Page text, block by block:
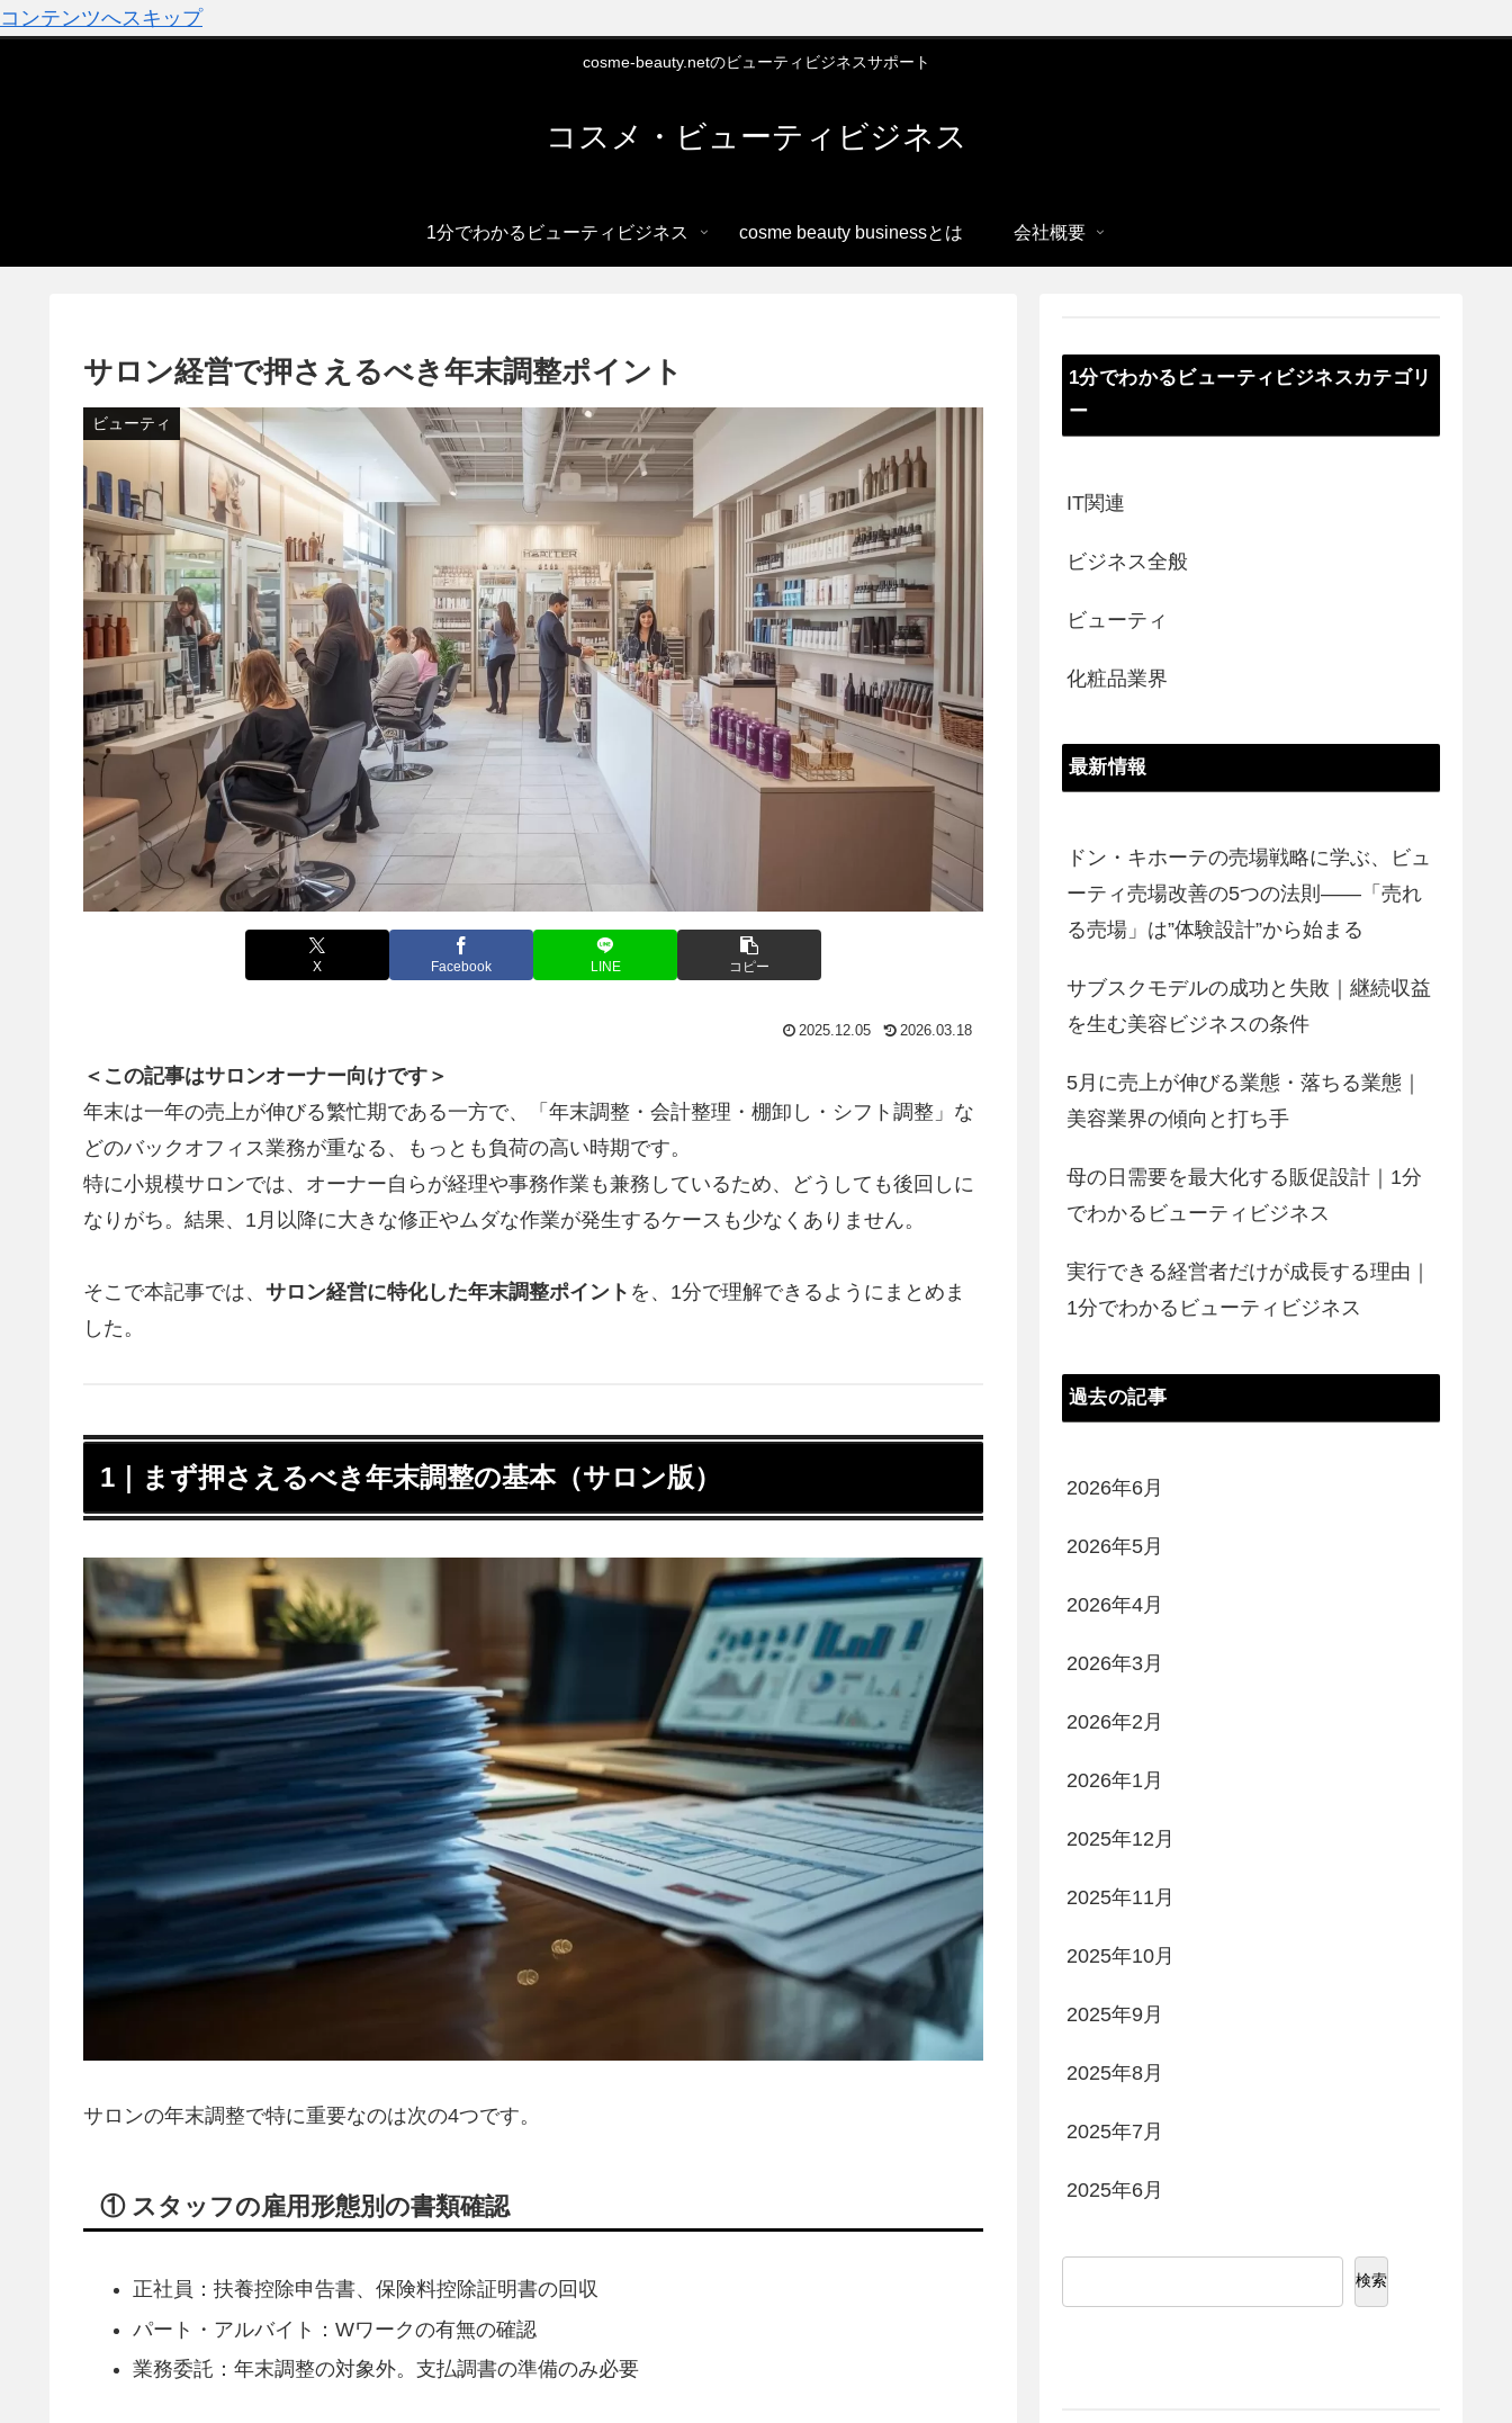
コンテンツへスキップ
cosme-beauty.netのビューティビジネスサポート
コスメ・ビューティビジネス
1分でわかるビューティビジネス cosme beauty businessとは 会社概要
サロン経営で押さえるべき年末調整ポイント
ビューティ
X Facebook LINE コピー
2025.12.05 2026.03.18
＜この記事はサロンオーナー向けです＞
年末は一年の売上が伸びる繁忙期である一方で、「年末調整・会計整理・棚卸し・シフト調整」な
どのバックオフィス業務が重なる、もっとも負荷の高い時期です。
特に小規模サロンでは、オーナー自らが経理や事務作業も兼務しているため、どうしても後回しに
なりがち。結果、1月以降に大きな修正やムダな作業が発生するケースも少なくありません。
そこで本記事では、 サロン経営に特化した年末調整ポイント を、1分で理解できるようにまとめま
した。
1｜まず押さえるべき年末調整の基本（サロン版）
サロンの年末調整で特に重要なのは次の4つです。
① スタッフの雇用形態別の書類確認
正社員：扶養控除申告書、保険料控除証明書の回収
パート・アルバイト：Wワークの有無の確認
業務委託：年末調整の対象外。支払調書の準備のみ必要
1分でわかるビューティビジネスカテゴリ
ー
IT関連
ビジネス全般
ビューティ
化粧品業界
最新情報
ドン・キホーテの売場戦略に学ぶ、ビュ
ーティ売場改善の5つの法則――「売れ
る売場」は”体験設計”から始まる
サブスクモデルの成功と失敗｜継続収益
を生む美容ビジネスの条件
5月に売上が伸びる業態・落ちる業態｜
美容業界の傾向と打ち手
母の日需要を最大化する販促設計｜1分
でわかるビューティビジネス
実行できる経営者だけが成長する理由｜
1分でわかるビューティビジネス
過去の記事
2026年6月
2026年5月
2026年4月
2026年3月
2026年2月
2026年1月
2025年12月
2025年11月
2025年10月
2025年9月
2025年8月
2025年7月
2025年6月
検索